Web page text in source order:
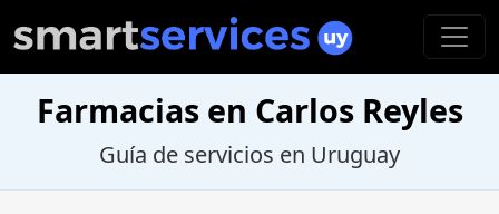
Farmacias en Carlos Reyles
Guía de servicios en Uruguay